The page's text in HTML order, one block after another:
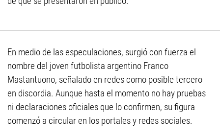
En medio de las especulaciones, surgió con fuerza el
nombre del joven futbolista argentino Franco
Mastantuono, señalado en redes como posible tercero
en discordia. Aunque hasta el momento no hay pruebas
ni declaraciones oficiales que lo confirmen, su figura
comenzó a circular en los portales y redes sociales.